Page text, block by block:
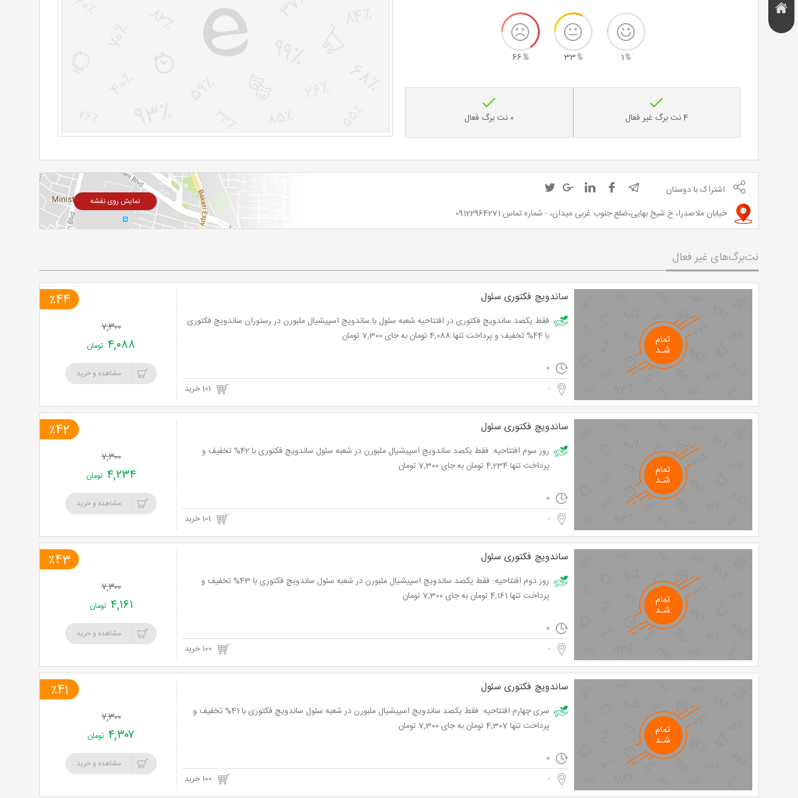
تخفیف
هتل و
اقامتگاه
1%
33%
66%
4 نت برگ غیر فعال 0 نت برگ فعال
اشتراک با دوستان
خیابان ملاصدرا، خ شیخ بهایی،ضلع جنوب غربی میدان، - شماره تماس:09122964271
نمایش روی نقشه
نت‌برگ‌های غیر فعال
ساندویچ فکتوری سئول
فقط یکصد ساندویچ فکتوری در افتتاحیه شعبه سئول با ساندویچ اسپیشیال ملبورن در رستوران ساندویچ فکتوری
با 44% تخفیف و پرداخت تنها 4,088 تومان به جای 7,300 تومان
0
-
٪44
۷,۳۰۰
۴,۰۸۸ تومان
مشاهده و خرید
ساندویچ فکتوری سئول
روز سوم افتتاحیه: فقط یکصد ساندویچ اسپیشیال ملبورن در شعبه سئول ساندویچ فکتوری با 42% تخفیف و
پرداخت تنها 4,234 تومان به جای 7,300 تومان
0
-
٪42
۷,۳۰۰
۴,۲۳۴ تومان
مشاهده و خرید
ساندویچ فکتوری سئول
روز دوم افتتاحیه: فقط یکصد ساندویچ اسپیشیال ملبورن در شعبه سئول ساندویچ فکتوری با 43% تخفیف و
پرداخت تنها 4,161 تومان به جای 7,300 تومان
0
-
٪43
۷,۳۰۰
۴,۱۶۱ تومان
مشاهده و خرید
ساندویچ فکتوری سئول
سری چهارم افتتاحیه: فقط یکصد ساندویچ اسپیشیال ملبورن در شعبه سئول ساندویچ فکتوری با 41% تخفیف و
پرداخت تنها 4,307 تومان به جای 7,300 تومان
0
-
٪41
۷,۳۰۰
۴,۳۰۷ تومان
مشاهده و خرید